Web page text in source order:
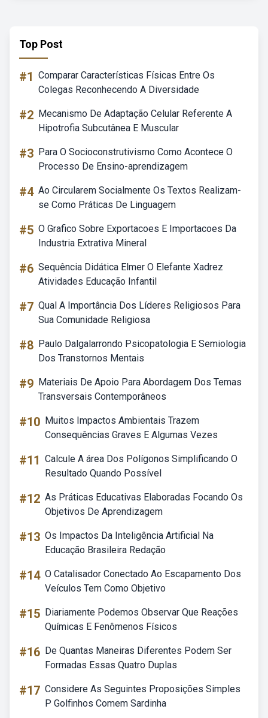
Top Post
#1 Comparar Características Físicas Entre Os
Colegas Reconhecendo A Diversidade
#2 Mecanismo De Adaptação Celular Referente A
Hipotrofia Subcutânea E Muscular
#3 Para O Socioconstrutivismo Como Acontece O
Processo De Ensino-aprendizagem
#4 Ao Circularem Socialmente Os Textos Realizam-
se Como Práticas De Linguagem
#5 O Grafico Sobre Exportacoes E Importacoes Da
Industria Extrativa Mineral
#6 Sequência Didática Elmer O Elefante Xadrez
Atividades Educação Infantil
#7 Qual A Importância Dos Líderes Religiosos Para
Sua Comunidade Religiosa
#8 Paulo Dalgalarrondo Psicopatologia E Semiologia
Dos Transtornos Mentais
#9 Materiais De Apoio Para Abordagem Dos Temas
Transversais Contemporâneos
#10 Muitos Impactos Ambientais Trazem
Consequências Graves E Algumas Vezes
#11 Calcule A área Dos Polígonos Simplificando O
Resultado Quando Possível
#12 As Práticas Educativas Elaboradas Focando Os
Objetivos De Aprendizagem
#13 Os Impactos Da Inteligência Artificial Na
Educação Brasileira Redação
#14 O Catalisador Conectado Ao Escapamento Dos
Veículos Tem Como Objetivo
#15 Diariamente Podemos Observar Que Reações
Químicas E Fenômenos Físicos
#16 De Quantas Maneiras Diferentes Podem Ser
Formadas Essas Quatro Duplas
#17 Considere As Seguintes Proposições Simples
P Golfinhos Comem Sardinha